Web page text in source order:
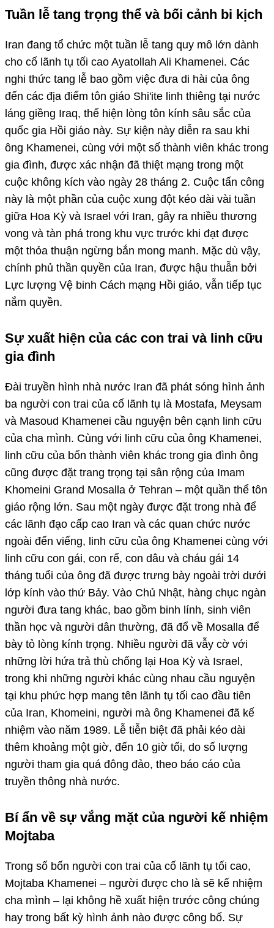
Tuần lễ tang trọng thể và bối cảnh bi kịch
Iran đang tổ chức một tuần lễ tang quy mô lớn dành
cho cố lãnh tụ tối cao Ayatollah Ali Khamenei. Các
nghi thức tang lễ bao gồm việc đưa di hài của ông
đến các địa điểm tôn giáo Shi'ite linh thiêng tại nước
láng giềng Iraq, thể hiện lòng tôn kính sâu sắc của
quốc gia Hồi giáo này. Sự kiện này diễn ra sau khi
ông Khamenei, cùng với một số thành viên khác trong
gia đình, được xác nhận đã thiệt mạng trong một
cuộc không kích vào ngày 28 tháng 2. Cuộc tấn công
này là một phần của cuộc xung đột kéo dài vài tuần
giữa Hoa Kỳ và Israel với Iran, gây ra nhiều thương
vong và tàn phá trong khu vực trước khi đạt được
một thỏa thuận ngừng bắn mong manh. Mặc dù vậy,
chính phủ thần quyền của Iran, được hậu thuẫn bởi
Lực lượng Vệ binh Cách mạng Hồi giáo, vẫn tiếp tục
nắm quyền.
Sự xuất hiện của các con trai và linh cữu
gia đình
Đài truyền hình nhà nước Iran đã phát sóng hình ảnh
ba người con trai của cố lãnh tụ là Mostafa, Meysam
và Masoud Khamenei cầu nguyện bên cạnh linh cữu
của cha mình. Cùng với linh cữu của ông Khamenei,
linh cữu của bốn thành viên khác trong gia đình ông
cũng được đặt trang trọng tại sân rộng của Imam
Khomeini Grand Mosalla ở Tehran – một quần thể tôn
giáo rộng lớn. Sau một ngày được đặt trong nhà để
các lãnh đạo cấp cao Iran và các quan chức nước
ngoài đến viếng, linh cữu của ông Khamenei cùng với
linh cữu con gái, con rể, con dâu và cháu gái 14
tháng tuổi của ông đã được trưng bày ngoài trời dưới
lớp kính vào thứ Bảy. Vào Chủ Nhật, hàng chục ngàn
người đưa tang khác, bao gồm binh lính, sinh viên
thần học và người dân thường, đã đổ về Mosalla để
bày tỏ lòng kính trọng. Nhiều người đã vẫy cờ với
những lời hứa trả thù chống lại Hoa Kỳ và Israel,
trong khi những người khác cùng nhau cầu nguyện
tại khu phức hợp mang tên lãnh tụ tối cao đầu tiên
của Iran, Khomeini, người mà ông Khamenei đã kế
nhiệm vào năm 1989. Lễ tiễn biệt đã phải kéo dài
thêm khoảng một giờ, đến 10 giờ tối, do số lượng
người tham gia quá đông đảo, theo báo cáo của
truyền thông nhà nước.
Bí ẩn về sự vắng mặt của người kế nhiệm
Mojtaba
Trong số bốn người con trai của cố lãnh tụ tối cao,
Mojtaba Khamenei – người được cho là sẽ kế nhiệm
cha mình – lại không hề xuất hiện trước công chúng
hay trong bất kỳ hình ảnh nào được công bố. Sự